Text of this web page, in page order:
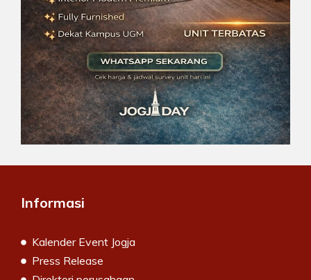
Informasi
Kalender Event Jogja
Press Release